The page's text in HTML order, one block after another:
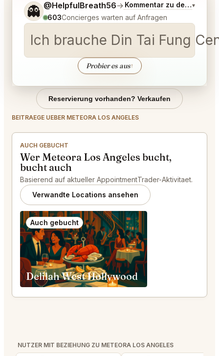
👻 @HelpfulBreath56→ Kommentar zu den ▾
603Concierges warten auf Anfragen
Ich brauche Din Tai Fung
Probier es aus↑
Sag mir noch etwas genauer, was du möchtest.
Reservierung vorhanden? Verkaufen
BEITRAEGE UEBER METEORA LOS ANGELES
AUCH GEBUCHT
Wer Meteora Los Angeles bucht,
bucht auch
Basierend auf aktueller AppointmentTrader-Aktivitaet.
Verwandte Locations ansehen
Auch gebucht
Delilah West Hollywood
NUTZER MIT BEZIEHUNG ZU METEORA LOS ANGELES